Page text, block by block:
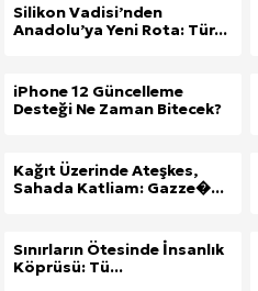
Silikon Vadisi’nden
Anadolu’ya Yeni Rota: Tür...
iPhone 12 Güncelleme
Desteği Ne Zaman Bitecek?
Kağıt Üzerinde Ateşkes,
Sahada Katliam: Gazze�...
Sınırların Ötesinde İnsanlık
Köprüsü: Tü...